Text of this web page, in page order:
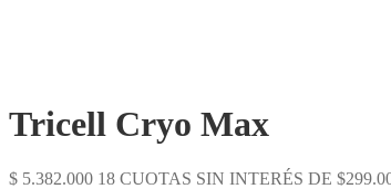
Tricell Cryo Max
$ 5.382.000 18 CUOTAS SIN INTERÉS DE